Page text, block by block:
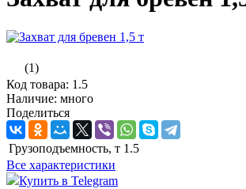
(1)
Код товара: 1.5
Наличие: много
Поделиться
Грузоподъемность, т 1.5
Все характеристики
Купить в Telegram